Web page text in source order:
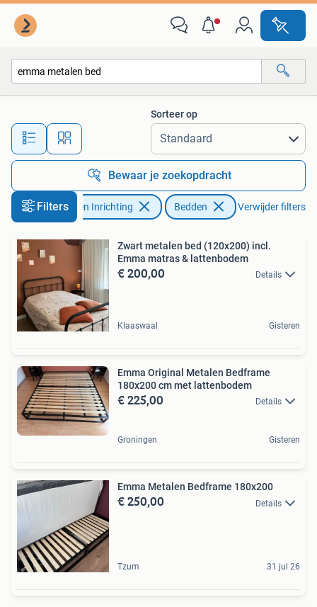
Alle afstanden…
Sorteer op
Bewaar je zoekopdracht
FiltersHuis en Inrichting Bedden Verwijder filters
Zwart metalen bed (120x200) incl.
Emma matras & lattenbodem
€ 200,00 Details
Klaaswaal Gisteren
Emma Original Metalen Bedframe
180x200 cm met lattenbodem
€ 225,00 Details
Groningen Gisteren
Emma Metalen Bedframe 180x200
€ 250,00 Details
Tzum 31 jul 26